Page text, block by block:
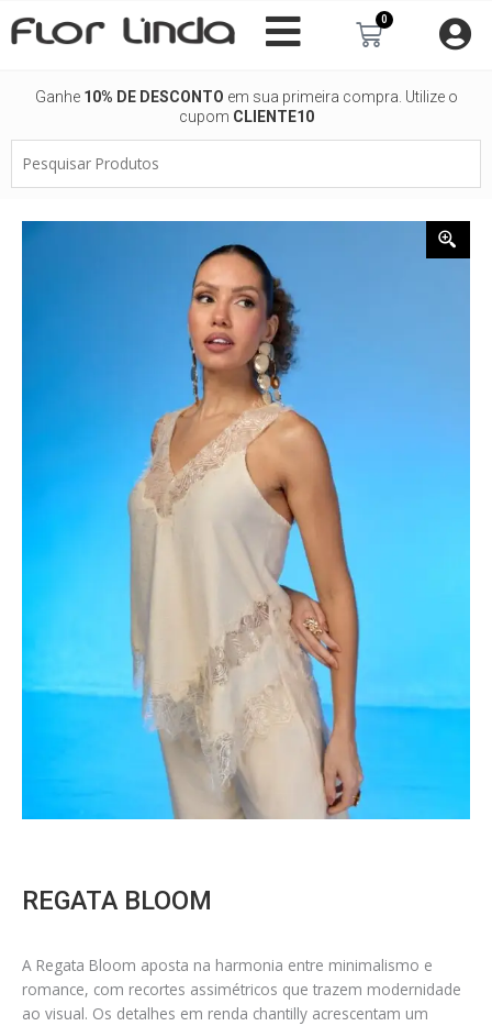
para
0
Carrinho
Ganhe 10% DE DESCONTO em sua primeira compra. Utilize o
cupom CLIENTE10
Produtos
REGATA BLOOM
A Regata Bloom aposta na harmonia entre minimalismo e
romance, com recortes assimétricos que trazem modernidade
ao visual. Os detalhes em renda chantilly acrescentam um